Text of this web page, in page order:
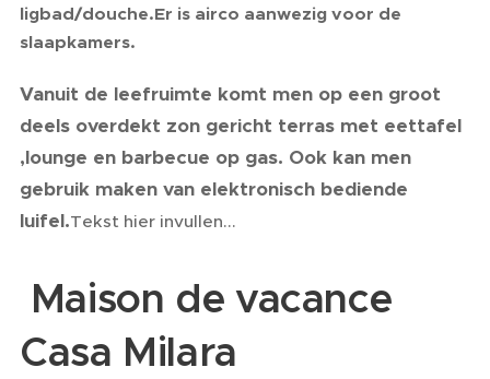
ligbad/douche.Er is airco aanwezig voor de
slaapkamers.
Vanuit de leefruimte komt men op een groot
deels overdekt zon gericht terras met eettafel
,lounge en barbecue op gas. Ook kan men
gebruik maken van elektronisch bediende
luifel.Tekst hier invullen...
Maison de vacance
Casa Milara